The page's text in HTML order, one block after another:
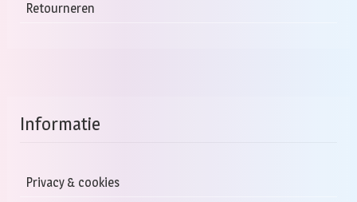
Retourneren
Informatie
Privacy & cookies